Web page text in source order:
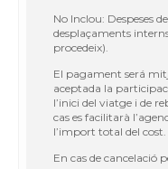
No Inclou: Despeses
desplaçaments
procedeix).
El pagament será
aceptada la
l’inici del viatge i de
cas es facilitarà
l’import total del cost.
En cas de cancelació